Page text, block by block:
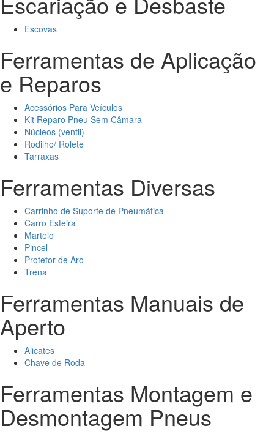
Escovas
Ferramentas de Aplicação
e Reparos
Acessórios Para Veículos
Kit Reparo Pneu Sem Câmara
Núcleos (ventil)
Rodilho/ Rolete
Tarraxas
Ferramentas Diversas
Carrinho de Suporte de Pneumática
Carro Esteira
Martelo
Pincel
Protetor de Aro
Trena
Ferramentas Manuais de
Aperto
Alicates
Chave de Roda
Ferramentas Montagem e
Desmontagem Pneus